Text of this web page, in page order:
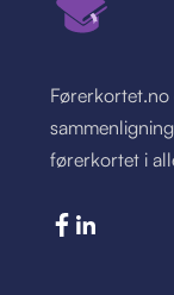
førerkortet i